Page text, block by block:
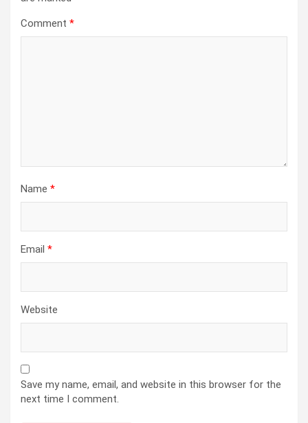
Comment *
Name *
Email *
Website
Save my name, email, and website in this browser for the
next time I comment.